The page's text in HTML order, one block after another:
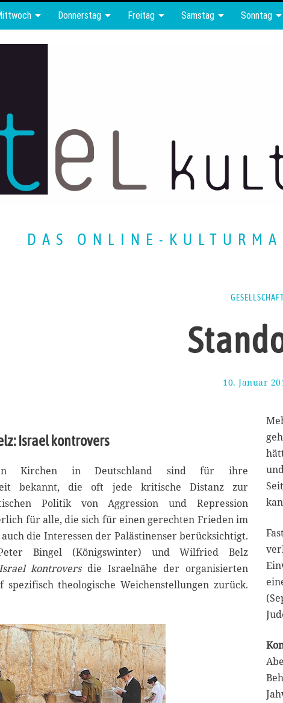
Donnerstag Freitag Samstag Sonntag
DAS ONLINE-
GESELLSCHAFT
10. Januar
Israel kontrovers
Kirchen in Deutschland sind für ihre
bekannt, die oft jede kritische Distanz zur
Politik von Aggression und Repression
für alle, die sich für einen gerechten Frieden im
die Interessen der Palästinenser berücksichtigt.
Bingel (Königswinter) und Wilfried Belz
kontroversdie Israelnähe der organisierten
spezifisch theologische Weichenstellungen zurück.